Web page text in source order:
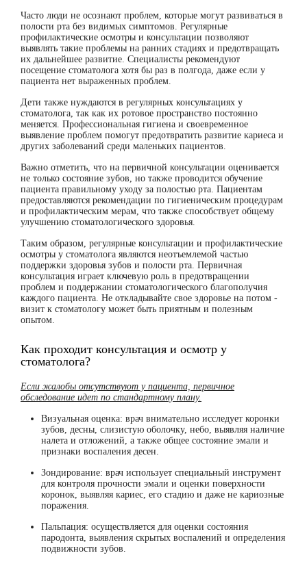
Часто люди не осознают проблем, которые могут развиваться в
полости рта без видимых симптомов. Регулярные
профилактические осмотры и консультации позволяют
выявлять такие проблемы на ранних стадиях и предотвращать
их дальнейшее развитие. Специалисты рекомендуют
посещение стоматолога хотя бы раз в полгода, даже если у
пациента нет выраженных проблем.
Дети также нуждаются в регулярных консультациях у
стоматолога, так как их ротовое пространство постоянно
меняется. Профессиональная гигиена и своевременное
выявление проблем помогут предотвратить развитие кариеса и
других заболеваний среди маленьких пациентов.
Важно отметить, что на первичной консультации оценивается
не только состояние зубов, но также проводится обучение
пациента правильному уходу за полостью рта. Пациентам
предоставляются рекомендации по гигиеническим процедурам
и профилактическим мерам, что также способствует общему
улучшению стоматологического здоровья.
Таким образом, регулярные консультации и профилактические
осмотры у стоматолога являются неотъемлемой частью
поддержки здоровья зубов и полости рта. Первичная
консультация играет ключевую роль в предотвращении
проблем и поддержании стоматологического благополучия
каждого пациента. Не откладывайте свое здоровье на потом -
визит к стоматологу может быть приятным и полезным
опытом.
Как проходит консультация и осмотр у
стоматолога?
Если жалобы отсутствуют у пациента, первичное
обследование идет по стандартному плану.
Визуальная оценка: врач внимательно исследует коронки
зубов, десны, слизистую оболочку, небо, выявляя наличие
налета и отложений, а также общее состояние эмали и
признаки воспаления десен.
Зондирование: врач использует специальный инструмент
для контроля прочности эмали и оценки поверхности
коронок, выявляя кариес, его стадию и даже не кариозные
поражения.
Пальпация: осуществляется для оценки состояния
пародонта, выявления скрытых воспалений и определения
подвижности зубов.